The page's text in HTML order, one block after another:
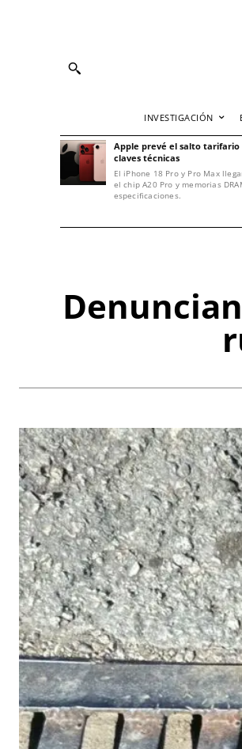
INVESTIGACIÓN
Apple prevé el salto tarifario
claves técnicas
El iPhone 18 Pro y Pro Max
el chip A20 Pro y memorias
especificaciones.